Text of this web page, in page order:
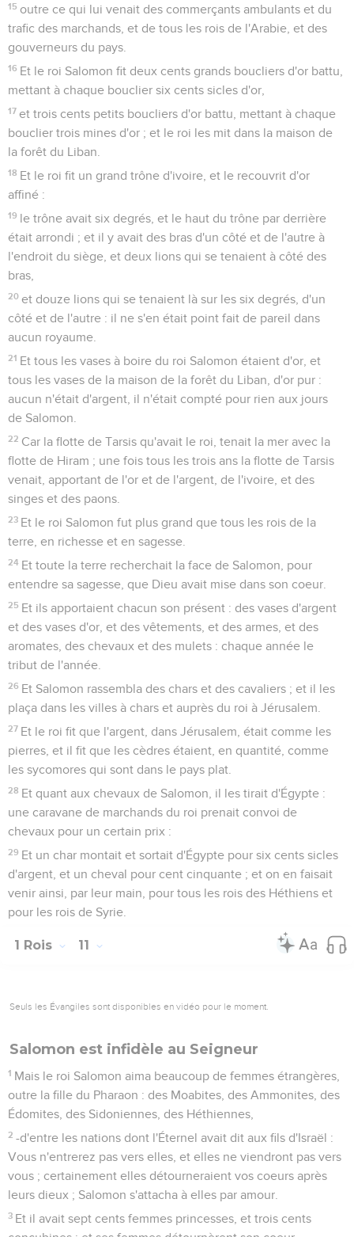
15 outre ce qui lui venait des commerçants ambulants et du
trafic des marchands, et de tous les rois de l'Arabie, et des
gouverneurs du pays.
16 Et le roi Salomon fit deux cents grands boucliers d'or battu,
mettant à chaque bouclier six cents sicles d'or,
17 et trois cents petits boucliers d'or battu, mettant à chaque
bouclier trois mines d'or ; et le roi les mit dans la maison de
la forêt du Liban.
18 Et le roi fit un grand trône d'ivoire, et le recouvrit d'or
affiné :
19 le trône avait six degrés, et le haut du trône par derrière
était arrondi ; et il y avait des bras d'un côté et de l'autre à
l'endroit du siège, et deux lions qui se tenaient à côté des
bras,
20 et douze lions qui se tenaient là sur les six degrés, d'un
côté et de l'autre : il ne s'en était point fait de pareil dans
aucun royaume.
21 Et tous les vases à boire du roi Salomon étaient d'or, et
tous les vases de la maison de la forêt du Liban, d'or pur :
aucun n'était d'argent, il n'était compté pour rien aux jours
de Salomon.
22 Car la flotte de Tarsis qu'avait le roi, tenait la mer avec la
flotte de Hiram ; une fois tous les trois ans la flotte de Tarsis
venait, apportant de l'or et de l'argent, de l'ivoire, et des
singes et des paons.
23 Et le roi Salomon fut plus grand que tous les rois de la
terre, en richesse et en sagesse.
24 Et toute la terre recherchait la face de Salomon, pour
entendre sa sagesse, que Dieu avait mise dans son coeur.
25 Et ils apportaient chacun son présent : des vases d'argent
et des vases d'or, et des vêtements, et des armes, et des
aromates, des chevaux et des mulets : chaque année le
tribut de l'année.
26 Et Salomon rassembla des chars et des cavaliers ; et il les
plaça dans les villes à chars et auprès du roi à Jérusalem.
27 Et le roi fit que l'argent, dans Jérusalem, était comme les
pierres, et il fit que les cèdres étaient, en quantité, comme
les sycomores qui sont dans le pays plat.
28 Et quant aux chevaux de Salomon, il les tirait d'Égypte :
une caravane de marchands du roi prenait convoi de
chevaux pour un certain prix :
29 Et un char montait et sortait d'Égypte pour six cents sicles
d'argent, et un cheval pour cent cinquante ; et on en faisait
venir ainsi, par leur main, pour tous les rois des Héthiens et
pour les rois de Syrie.
1 Rois 11
Seuls les Évangiles sont disponibles en vidéo pour le moment.
Salomon est infidèle au Seigneur
1 Mais le roi Salomon aima beaucoup de femmes étrangères,
outre la fille du Pharaon : des Moabites, des Ammonites, des
Édomites, des Sidoniennes, des Héthiennes,
2 -d'entre les nations dont l'Éternel avait dit aux fils d'Israël :
Vous n'entrerez pas vers elles, et elles ne viendront pas vers
vous ; certainement elles détourneraient vos coeurs après
leurs dieux ; Salomon s'attacha à elles par amour.
3 Et il avait sept cents femmes princesses, et trois cents